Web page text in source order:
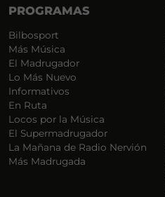
PROGRAMAS
Bilbosport
Más Música
El Madrugador
Lo Más Nuevo
Informativos
En Ruta
Locos por la Música
El Supermadrugador
La Mañana de Radio Nervión
Más Madrugada